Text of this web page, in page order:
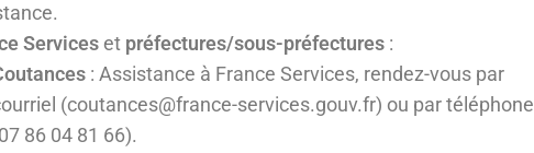
Services et préfectures/sous-préfectures :
: Assistance à France Services, rendez-vous par
(coutances@france-services.gouv.fr) ou par téléphone
86 04 81 66).